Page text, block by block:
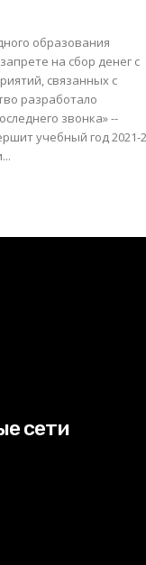
образования
на сбор денег с
связанных с
звонка» --
учебный год 2021-
сети